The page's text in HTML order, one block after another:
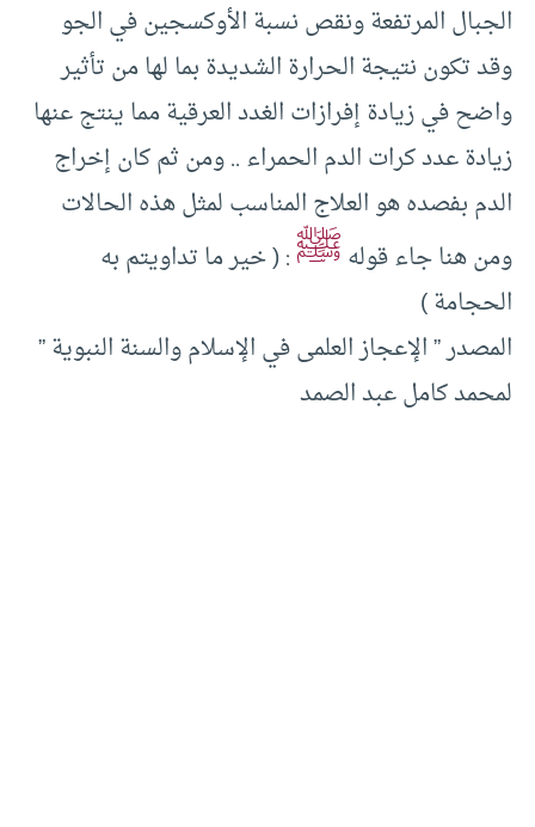
الجبال المرتفعة ونقص نسبة الأوكسجين في الجو
وقد تكون نتيجة الحرارة الشديدة بما لها من تأثير
واضح في زيادة إفرازات الغدد العرقية مما ينتج عنها
زيادة عدد كرات الدم الحمراء .. ومن ثم كان إخراج
الدم بفصده هو العلاج المناسب لمثل هذه الحالات
ومن هنا جاء قولهﷺ: ( خير ما تداويتم به
الحجامة )
المصدر ” الإعجاز العلمى في الإسلام والسنة النبوية ”
لمحمد كامل عبد الصمد